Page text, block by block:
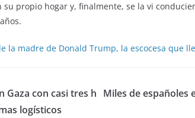
propio hogar y, finalmente, se la vi
la madre de Donald Trump, la escocesa que
Gaza con casi tres h
logísticos
Miles de españoles